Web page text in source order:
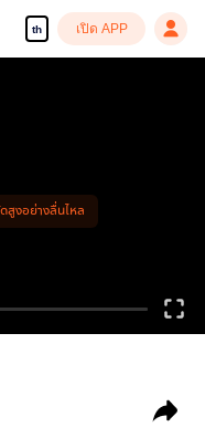
th เปิด APP
สูงอย่างลื่นไหล